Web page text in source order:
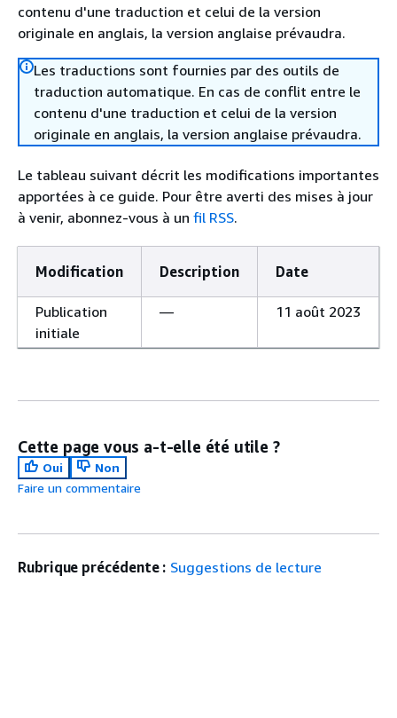
contenu d'une traduction et celui de la version
originale en anglais, la version anglaise prévaudra.
Les traductions sont fournies par des outils de
traduction automatique. En cas de conflit entre le
contenu d'une traduction et celui de la version
originale en anglais, la version anglaise prévaudra.
Le tableau suivant décrit les modifications importantes
apportées à ce guide. Pour être averti des mises à jour
à venir, abonnez-vous à un fil RSS.
Modification Description Date
Publication
initiale
— 11 août 2023
Cette page vous a-t-elle été utile ?
Oui
Non
Faire un commentaire
Rubrique précédente : Suggestions de lecture